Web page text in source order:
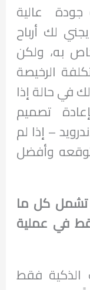
عالية
لك أرباح
به، ولكن
الرخيصة
في حالة إذا
تصميم
– إذا لم
وأفضل
تشمل كل ما
في عملية
الذكية فقط